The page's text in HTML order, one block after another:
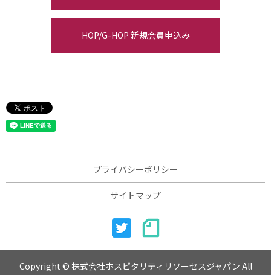
HOP/G-HOP 新規会員申込み
プライバシーポリシー
サイトマップ
Copyright © 株式会社ホスピタリティリソーセスジャパン All